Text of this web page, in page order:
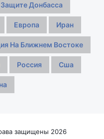
Донбасса
Европа Иран
На Ближнем Востоке
Россия Сша
защищены 2026